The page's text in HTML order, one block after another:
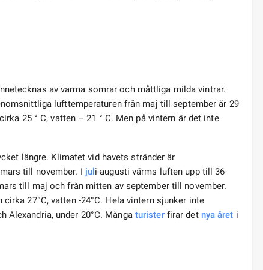
av varma somrar och måttliga milda vintrar.
lufttemperaturen från maj till september är 29
25 ° С, vatten – 21 ° С. Men på vintern är det inte
längre. Klimatet vid havets stränder är
till november. I juli-augusti värms luften upp till 36-
till maj och från mitten av september till november.
cirka 27°C, vatten -24°C. Hela vintern sjunker inte
Alexandria, under 20°C. Många turisterfirar det nya året i